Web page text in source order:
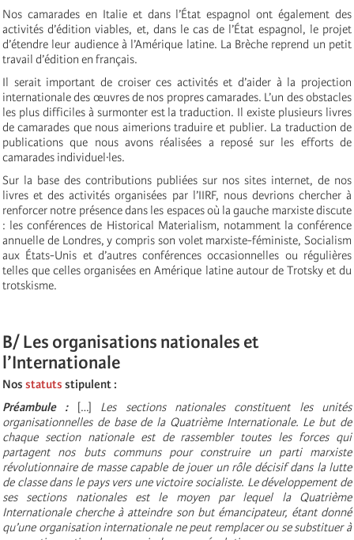
Nos camarades en Italie et dans l’État espagnol ont également des
activités d’édition viables, et, dans le cas de l’État espagnol, le projet
d’étendre leur audience à l’Amérique latine. La Brèche reprend un petit
travail d’édition en français.
Il serait important de croiser ces activités et d’aider à la projection
internationale des œuvres de nos propres camarades. L’un des obstacles
les plus difficiles à surmonter est la traduction. Il existe plusieurs livres
de camarades que nous aimerions traduire et publier. La traduction de
publications que nous avons réalisées a reposé sur les efforts de
camarades individuel·les.
Sur la base des contributions publiées sur nos sites internet, de nos
livres et des activités organisées par l’IIRF, nous devrions chercher à
renforcer notre présence dans les espaces où la gauche marxiste discute
: les conférences de Historical Materialism, notamment la conférence
annuelle de Londres, y compris son volet marxiste-féministe, Socialism
aux États-Unis et d’autres conférences occasionnelles ou régulières
telles que celles organisées en Amérique latine autour de Trotsky et du
trotskisme.
B/ Les organisations nationales et
l’Internationale
Nos statuts stipulent :
Préambule :
[…] Les sections nationales constituent les unités
organisationnelles de base de la Quatrième Internationale. Le but de
chaque section nationale est de rassembler toutes les forces qui
partagent nos buts communs pour construire un parti marxiste
révolutionnaire de masse capable de jouer un rôle décisif dans la lutte
de classe dans le pays vers une victoire socialiste. Le développement de
ses sections nationales est le moyen par lequel la Quatrième
Internationale cherche à atteindre son but émancipateur, étant donné
qu’une organisation internationale ne peut remplacer ou se substituer à